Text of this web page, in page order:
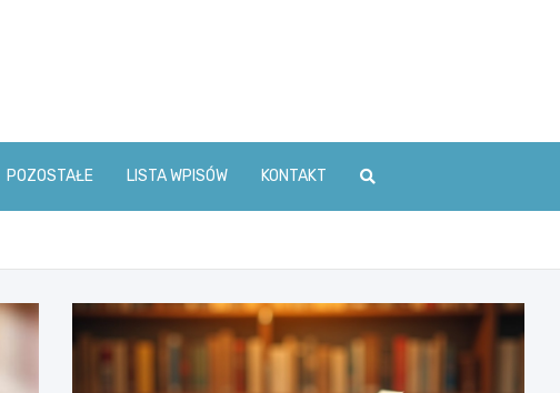
POZOSTAŁE LISTA WPISÓW KONTAKT